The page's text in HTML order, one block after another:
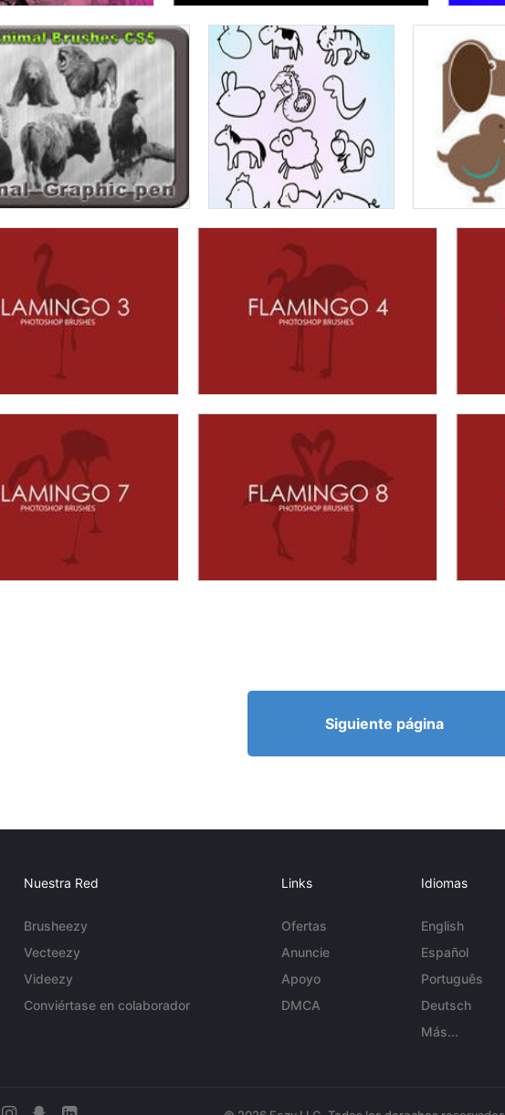
Siguiente página
Nuestra Red
Brusheezy
Vecteezy
Videezy
Conviértase en colaborador
Links
Ofertas
Anuncie
Apoyo
DMCA
Idiomas
English
Español
Português
Deutsch
Más...